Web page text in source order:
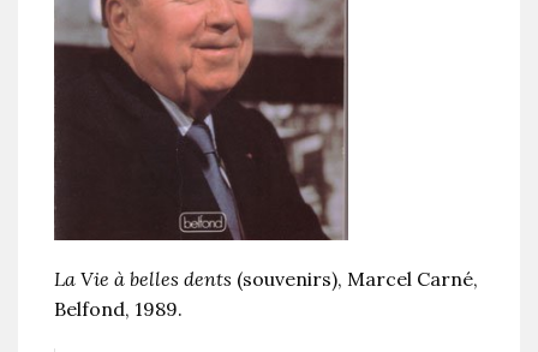
La Vie à belles dents (souvenirs), Marcel Carné,
Belfond, 1989.